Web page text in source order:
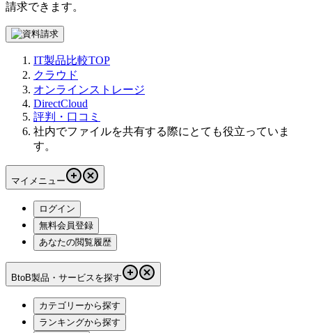
請求できます。
IT製品比較TOP
クラウド
オンラインストレージ
DirectCloud
評判・口コミ
社内でファイルを共有する際にとても役立っていま
す。
マイメニュー
ログイン
無料会員登録
あなたの閲覧履歴
BtoB製品・サービスを探す
カテゴリーから探す
ランキングから探す